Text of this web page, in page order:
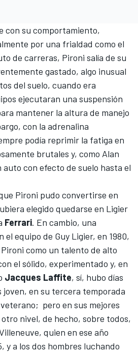
con su comportamiento,
por una frialdad como el
de carreras, Pironi salía de su
gastado, algo inusual
del suelo, cuando era
ejecutaran una suspensión
mantener la altura de manejo
con la adrenalina
podía reprimir la fatiga en
brutales y, como Alan
con efecto de suelo hasta el
Pironi pudo convertirse en
elegido quedarse en Ligier
Ferrari. En cambio, una
equipo de Guy Ligier, en 1980,
como un talento de alto
el sólido, experimentado y, en
Jacques Laffite, sí, hubo días
joven, en su tercera temporada
pero en sus mejores
nivel, de hecho, sobre todos,
quien en ese año
y a los dos hombres luchando